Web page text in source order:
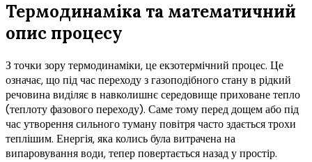
Термодинаміка та математичний
опис процесу
З точки зору термодинаміки, це екзотермічний процес. Це
означає, що під час переходу з газоподібного стану в рідкий
речовина виділяє в навколишнє середовище приховане тепло
(теплоту фазового переходу). Саме тому перед дощем або під
час утворення сильного туману повітря часто здається трохи
теплішим. Енергія, яка колись була витрачена на
випаровування води, тепер повертається назад у простір.